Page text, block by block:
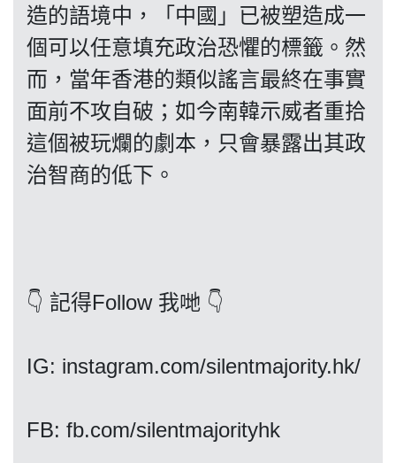
昔日
系列
活動
我們的立場
造的語境中，「中國」已被塑造成一
個可以任意填充政治恐懼的標籤。然
而，當年香港的類似謠言最終在事實
面前不攻自破；如今南韓示威者重拾
這個被玩爛的劇本，只會暴露出其政
治智商的低下。
👇 記得Follow 我哋 👇
IG: instagram.com/silentmajority.hk/
FB: fb.com/silentmajorityhk